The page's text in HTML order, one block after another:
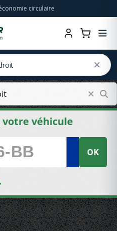
circulaire
votre véhicule
OK